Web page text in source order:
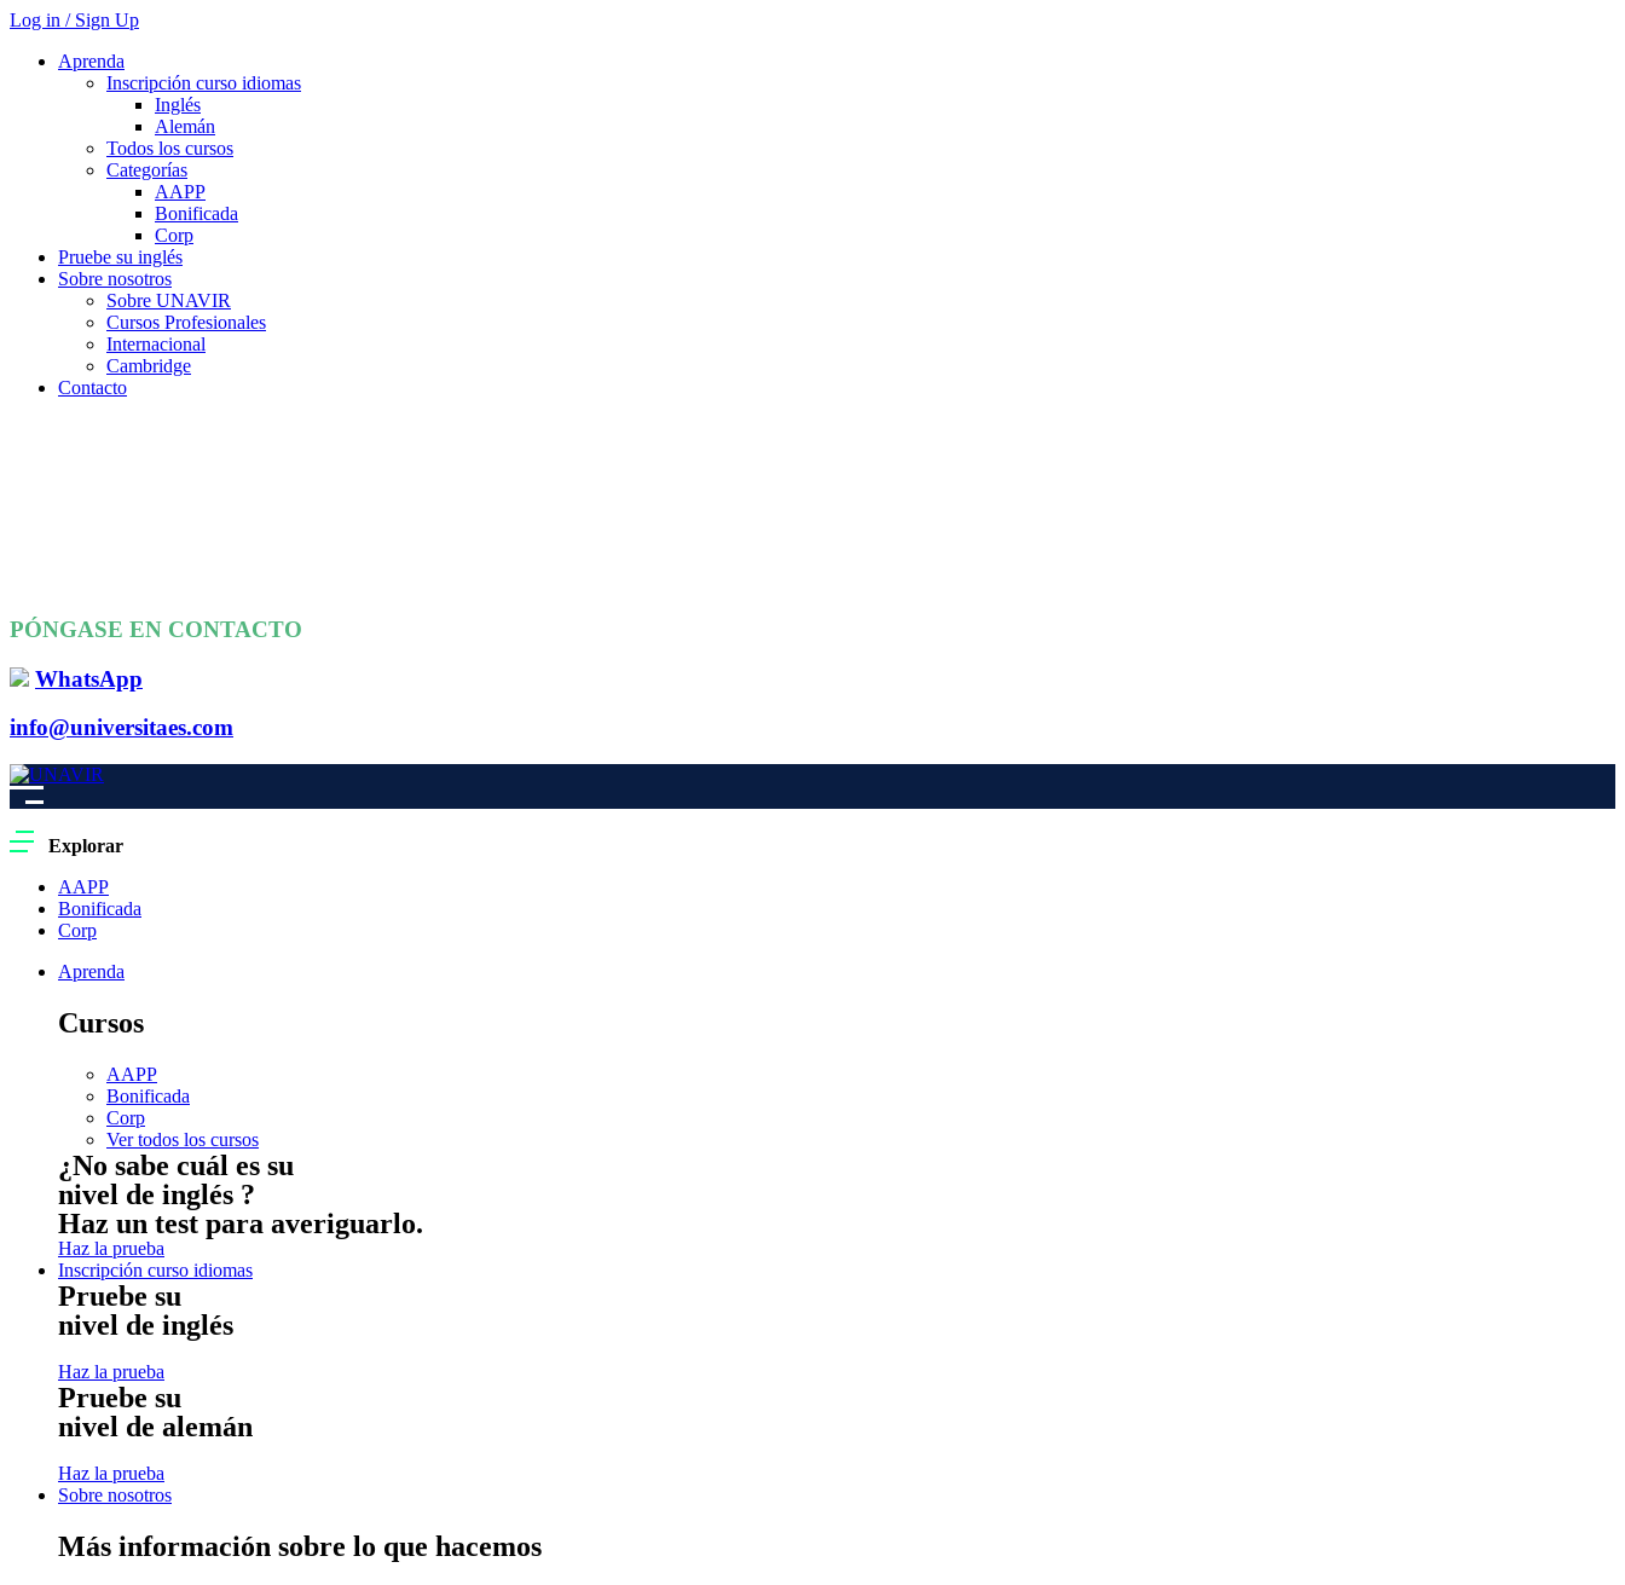
Log in / Sign Up
Aprenda
Inscripción curso idiomas
Inglés
Alemán
Todos los cursos
Categorías
AAPP
Bonificada
Corp
Pruebe su inglés
Sobre nosotros
Sobre UNAVIR
Cursos Profesionales
Internacional
Cambridge
Contacto
PÓNGASE EN CONTACTO
WhatsApp
info@universitaes.com
Explorar
AAPP
Bonificada
Corp
Aprenda
Cursos
AAPP
Bonificada
Corp
Ver todos los cursos
¿No sabe cuál es su
nivel de inglés ?
Haz un test para averiguarlo.
Haz la prueba
Inscripción curso idiomas
Pruebe su
nivel de inglés
Haz la prueba
Pruebe su
nivel de alemán
Haz la prueba
Sobre nosotros
Más información sobre lo que hacemos